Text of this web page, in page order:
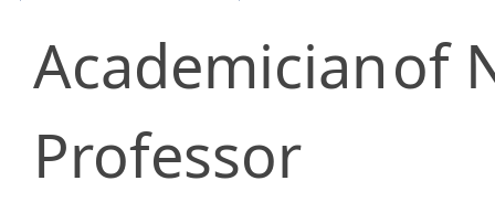
Academicianof
Professor